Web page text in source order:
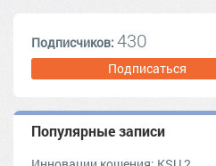
Подписчиков: 430
Подписаться
Популярные записи